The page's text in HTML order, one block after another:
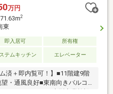
万円
2
東
即入居可
所有権
テムキッチン エレベーター
済＋即内覧可！】■11階建9階
・通風良好■東南向きバルコ